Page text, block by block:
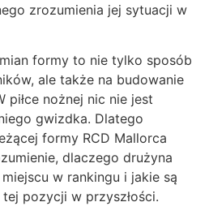
zrozumienia jej sytuacji w
formy to nie tylko sposób
ale także na budowanie
piłce nożnej nic nie jest
gwizdka. Dlatego
formy RCD Mallorca
dlaczego drużyna
w rankingu i jakie są
pozycji w przyszłości.